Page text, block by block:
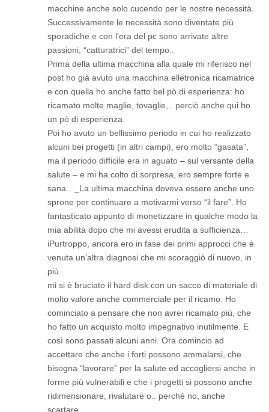
macchine anche solo cucendo per le nostre necessità.
Successivamente le necessità sono diventate più
sporadiche e con l’era del pc sono arrivate altre
passioni, “catturatrici” del tempo..
Prima della ultima macchina alla quale mi riferisco nel
post ho già avuto una macchina elletronica ricamatrice
e con quella ho anche fatto bel pò di esperienza: ho
ricamato molte maglie, tovaglie,.. perciò anche qui ho
un pò di esperienza.
Poi ho avuto un bellissimo periodo in cui ho realizzato
alcuni bei progetti (in altri campi), ero molto “gasata”,
ma il periodo difficile era in aguato – sul versante della
salute – e mi ha colto di sorpresa, ero sempre forte e
sana…_La ultima macchina doveva essere anche uno
sprone per continuare a motivarmi verso “il fare”. Ho
fantasticato appunto di monetizzare in qualche modo la
mia abilità dopo che mi avessi erudita a sufficienza…
iPurtroppo, ancora ero in fase dei primi approcci che è
venuta un’altra diagnosi che mi scoraggiò di nuovo, in
più
mi si è bruciato il hard disk con un sacco di materiale di
molto valore anche commerciale per il ricamo. Ho
cominciato a pensare che non avrei ricamato più, che
ho fatto un acquisto molto impegnativo inutilmente. E
così sono passati alcuni anni. Ora comincio ad
accettare che anche i forti possono ammalarsi, che
bisogna “lavorare” per la salute ed accogliersi anche in
forme più vulnerabili e che i progetti si possono anche
ridimensionare, rivalutare o.. perchè no, anche
scartare.